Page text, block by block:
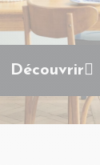
Découvrir